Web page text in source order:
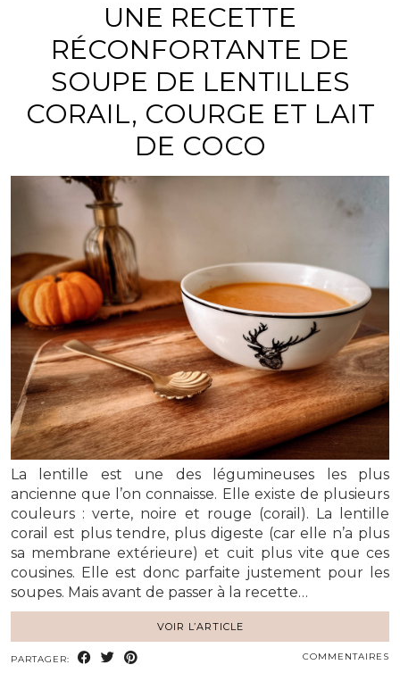
UNE RECETTE
RÉCONFORTANTE DE
SOUPE DE LENTILLES
CORAIL, COURGE ET LAIT
DE COCO
La lentille est une des légumineuses les plus
ancienne que l’on connaisse. Elle existe de plusieurs
couleurs : verte, noire et rouge (corail). La lentille
corail est plus tendre, plus digeste (car elle n’a plus
sa membrane extérieure) et cuit plus vite que ces
cousines. Elle est donc parfaite justement pour les
soupes. Mais avant de passer à la recette…
VOIR L’ARTICLE
PARTAGER: COMMENTAIRES